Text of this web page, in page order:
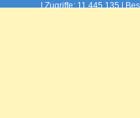
| Zugriffe: 11.445.135 |